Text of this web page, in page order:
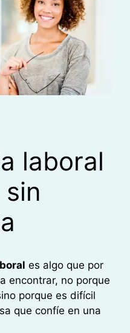
laboral
es algo que por
encontrar, no porque
porque es difícil
que confíe en una